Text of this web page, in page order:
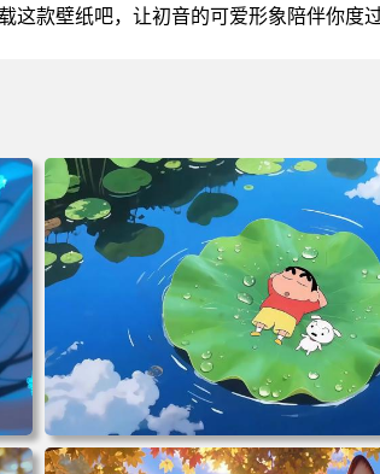
这款壁纸吧，让初音的可爱形象陪伴你度
电脑壁纸 动漫角色 卡通场景 夏日休闲 夏